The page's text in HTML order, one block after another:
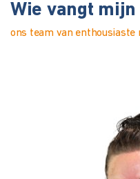
Wie vangt
ons team van enthousiaste